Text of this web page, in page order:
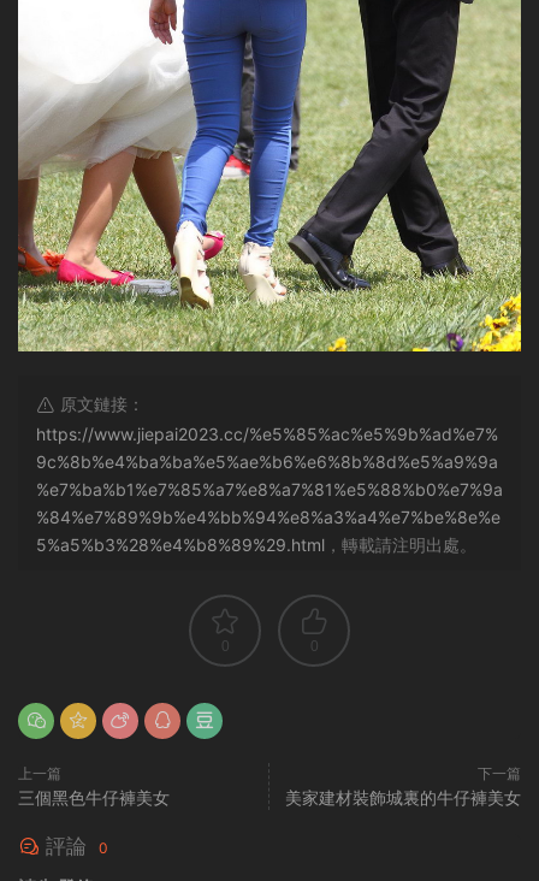
原文鏈接：
https://www.jiepai2023.cc/%e5%85%ac%e5%9b%ad%e7%
9c%8b%e4%ba%ba%e5%ae%b6%e6%8b%8d%e5%a9%9a
%e7%ba%b1%e7%85%a7%e8%a7%81%e5%88%b0%e7%9a
%84%e7%89%9b%e4%bb%94%e8%a3%a4%e7%be%8e%e
5%a5%b3%28%e4%b8%89%29.html ，轉載請注明出處。
0 0
上一篇
三個黑色牛仔褲美女
下一篇
美家建材裝飾城裏的牛仔褲美女
評論 0